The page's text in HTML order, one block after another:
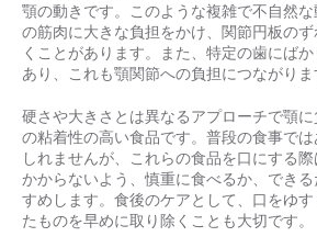
顎の動きです。このような複雑で不自然
の筋肉に大きな負担をかけ、関節円板の
くことがあります。また、特定の歯にば
あり、これも顎関節への負担につながりま
硬さや大きさとは異なるアプローチで顎
の粘着性の高い食品です。普段の食事で
しれませんが、これらの食品を口にする
かからないよう、慎重に食べるか、でき
すめします。食後のケアとして、口をゆ
たものを早めに取り除くことも大切です。